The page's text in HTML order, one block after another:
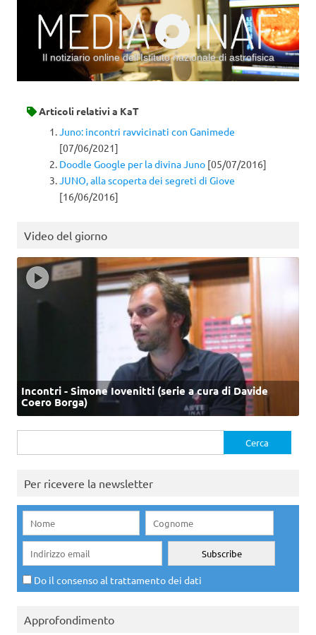
Il notiziario online dell’Istituto nazionale di astrofisica
Articoli relativi a KaT
Juno: incontri ravvicinati con Ganimede
[07/06/2021]
Doodle Google per la divina Juno [05/07/2016]
JUNO, alla scoperta dei segreti di Giove
[16/06/2016]
Video del giorno
Incontri - Simone Iovenitti (serie a cura di Davide
Coero Borga)
per:
Per ricevere la newsletter
Do il consenso al trattamento dei dati
Approfondimento